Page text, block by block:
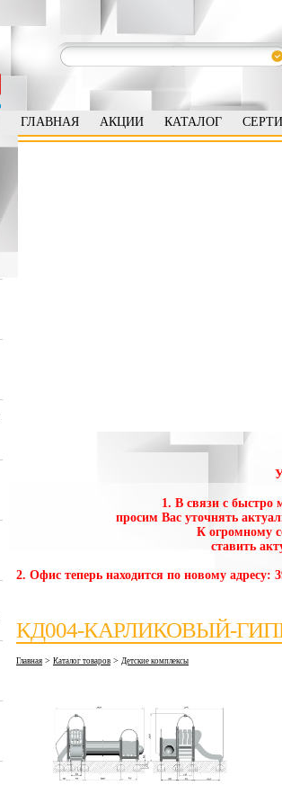
ГЛАВНАЯ АКЦИИ КАТАЛОГ
1. В связи с быстро
просим Вас уточнять
К огромному
ставить
2. Офис теперь находится по новому адресу:
КД004-КАРЛИКОВЫЙ-
Главная > Каталог товаров > Детские комплексы